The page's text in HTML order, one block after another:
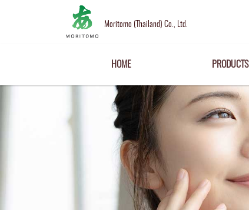
Moritomo (Thailand) Co., Ltd.
HOME PRODUCTS